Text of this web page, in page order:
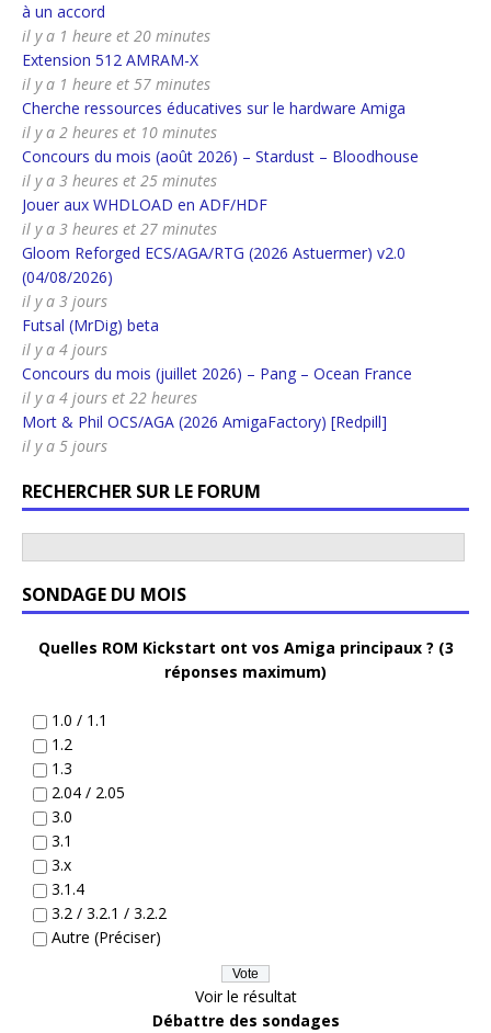
à un accord
il y a 1 heure et 20 minutes
Extension 512 AMRAM-X
il y a 1 heure et 57 minutes
Cherche ressources éducatives sur le hardware Amiga
il y a 2 heures et 10 minutes
Concours du mois (août 2026) – Stardust – Bloodhouse
il y a 3 heures et 25 minutes
Jouer aux WHDLOAD en ADF/HDF
il y a 3 heures et 27 minutes
Gloom Reforged ECS/AGA/RTG (2026 Astuermer) v2.0
(04/08/2026)
il y a 3 jours
Futsal (MrDig) beta
il y a 4 jours
Concours du mois (juillet 2026) – Pang – Ocean France
il y a 4 jours et 22 heures
Mort & Phil OCS/AGA (2026 AmigaFactory) [Redpill]
il y a 5 jours
RECHERCHER SUR LE FORUM
SONDAGE DU MOIS
Quelles ROM Kickstart ont vos Amiga principaux ? (3
réponses maximum)
1.0 / 1.1
1.2
1.3
2.04 / 2.05
3.0
3.1
3.x
3.1.4
3.2 / 3.2.1 / 3.2.2
Autre (Préciser)
Voir le résultat
Débattre des sondages